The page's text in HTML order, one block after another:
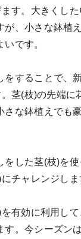
す。大きくし
が、小さな鉢植
です。
をすることで、
茎(枝)の先端に
さな鉢植えでも
をした茎(枝)を
チャレンジしま
有効に利用し
す。今シーズン